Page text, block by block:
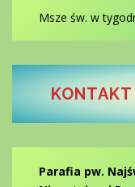
Msze św. w
KONTAKT
Parafia pw.